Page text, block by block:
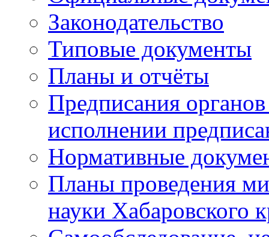
Законодательство
Типовые документы
Планы и отчёты
Предписания
исполнении
Нормативные
Планы проведения
науки Хабаровского